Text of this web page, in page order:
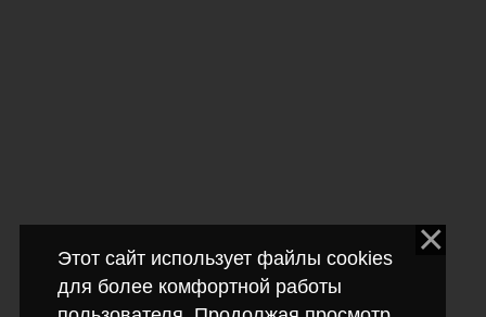
Этот сайт использует файлы cookies
для более комфортной работы